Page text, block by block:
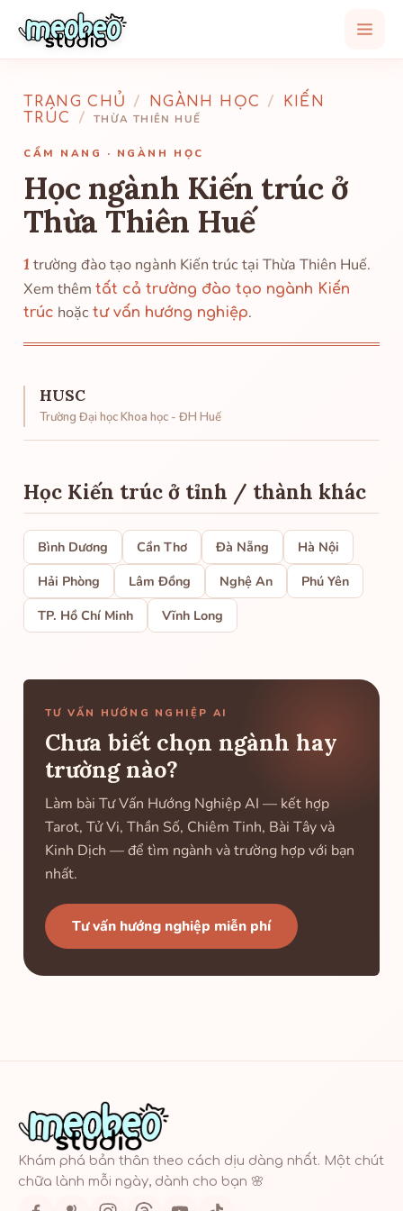
TRANG CHỦ / NGÀNH HỌC /
KIẾN
TRÚC
/ THỪA THIÊN HUẾ
CẨM NANG · NGÀNH HỌC
Học ngành Kiến trúc ở
Thừa Thiên Huế
1 trường đào tạo ngành Kiến trúc tại Thừa Thiên Huế.
Xem thêm tất cả trường đào tạo ngành Kiến
trúc hoặc tư vấn hướng nghiệp.
HUSC
Trường Đại học Khoa học - ĐH Huế
Học Kiến trúc ở tỉnh / thành khác
Bình Dương Cần Thơ Đà Nẵng
Hà Nội
Hải Phòng
Lâm Đồng Nghệ An
Phú Yên
TP. Hồ Chí Minh
Vĩnh Long
TƯ VẤN HƯỚNG NGHIỆP AI
Chưa biết chọn ngành hay
trường nào?
Làm bài Tư Vấn Hướng Nghiệp AI — kết hợp
Tarot, Tử Vi, Thần Số, Chiêm Tinh, Bài Tây và
Kinh Dịch — để tìm ngành và trường hợp với bạn
nhất.
Tư vấn hướng nghiệp miễn phí
Khám phá bản thân theo cách dịu dàng nhất. Một chút
chữa lành mỗi ngày, dành cho bạn 🌸